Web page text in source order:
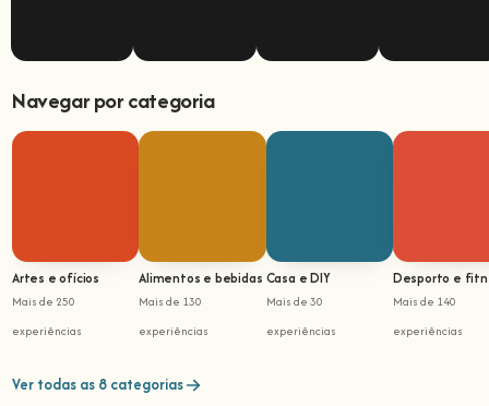
Navegar por categoria
Artes e ofícios
Mais de 250
experiências
Alimentos e bebidas
Mais de 130
experiências
Casa e DIY
Mais de 30
experiências
Desporto e
Mais de 140
experiências
Ver todas as 8 categorias